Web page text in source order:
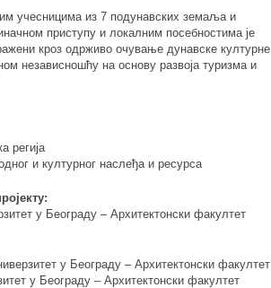
учесницима из 7 подунавских земаља и
приступу и локалним посебностима је
кроз одрживо очување дунавске културне
независношћу на основу развоја туризма и
регија
и културног наслеђа и ресурса
у Београду – Архитектонски факултет
у Београду – Архитектонски факултет
у Београду – Архитектонски факултет